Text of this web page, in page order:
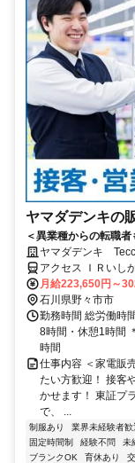
ヤマダデンキの
＜異業種からの転職
日｜週休2日制｜賞与
ヤマダデンキ
アクセス ＩＲいし
北口徒歩約12分、
川線 押野徒歩約32
月給223,650円～
石川県野々市市
勤務時間 総労働時
8時間・休憩1時間
時間
仕事内容 ＜家電販
たい方歓迎！ 接客
かせます！ 東証プ
で、 ...
制服あり 業界未経験者歓
固定時間制
経験不問 未
ブランクOK
育休あり